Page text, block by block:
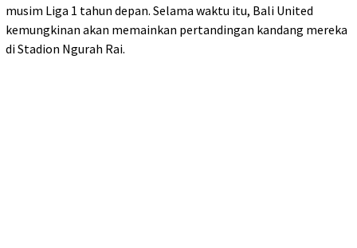
musim Liga 1 tahun depan. Selama waktu itu, Bali United
kemungkinan akan memainkan pertandingan kandang mereka
di Stadion Ngurah Rai.